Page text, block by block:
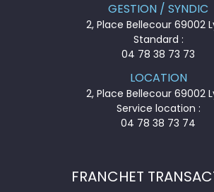
GESTION / SYNDIC
2, Place Bellecour 69002
Standard :
04 78 38 73 73
LOCATION
2, Place Bellecour 69002
Service location :
04 78 38 73 74
FRANCHET